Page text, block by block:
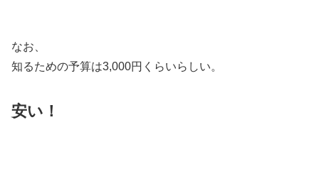
なお、
知るための予算は3,000円くらいらしい。
安い！